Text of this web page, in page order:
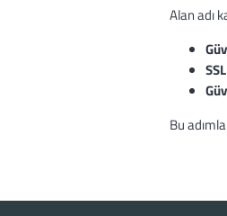
Alan adı
Bu